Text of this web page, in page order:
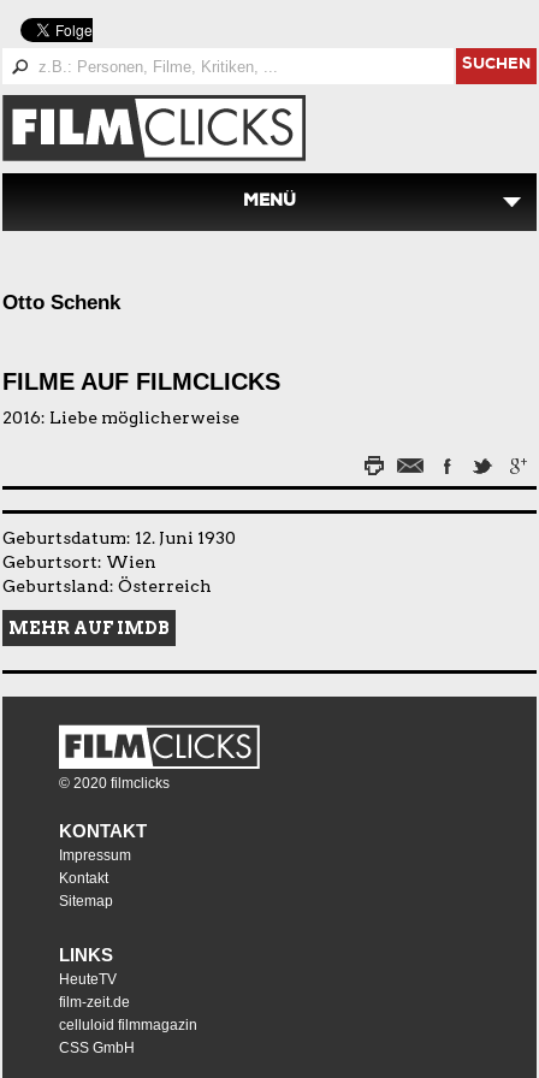
SUCHEN
MENÜ
Otto Schenk
FILME AUF FILMCLICKS
2016: Liebe möglicherweise
Geburtsdatum: 12. Juni 1930
Geburtsort: Wien
Geburtsland: Österreich
MEHR AUF IMDB
© 2020 filmclicks
KONTAKT
Impressum
Kontakt
Sitemap
LINKS
HeuteTV
film-zeit.de
celluloid filmmagazin
CSS GmbH